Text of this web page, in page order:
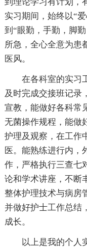
到理论学习有计划，
实习期间，始终以“
到“眼勤，手勤，脚
所急，全心全意为患
医风。
在各科室的实习
及时完成交接班记录
宣教，能做好各科常
无菌操作规程，能做
护理及观察，在工作
医。能熟练进行内，
作，严格执行三查七
论和学术讲座，不断
整体护理技术与病房
并做好护士工作总结
成长。
以上是我的个人